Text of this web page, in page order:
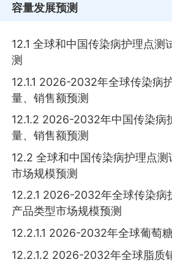
容量发展预测
12.1 全球和中国传染病护理点测
测
12.1.1 2026-2032年全球传染病
量、销售额预测
12.1.2 2026-2032年中国传染病
量、销售额预测
12.2 全球和中国传染病护理点测
市场规模预测
12.2.1 2026-2032年全球传染病
产品类型市场规模预测
12.2.1.1 2026-2032年全球葡萄
12.2.1.2 2026-2032年全球脂质